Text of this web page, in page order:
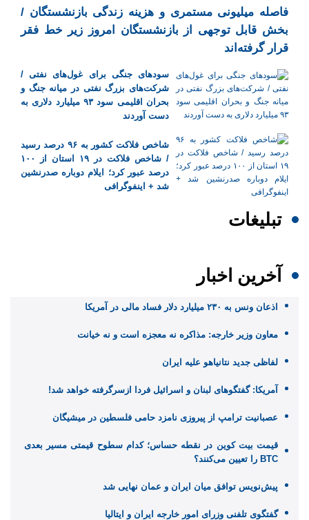
فاصله میلیونی مستمری و هزینه زندگی بازنشستگان /
بخش قابل توجهی از بازنشستگان امروز زیر خط فقر
قرار گرفته‌اند
سودهای جنگی برای غول‌های نفتی /
شرکت‌های بزرگ نفتی در میانه جنگ و
بحران اقلیمی سود ۹۳ میلیارد دلاری به
دست آوردند
شاخص فلاکت کشور به ۹۶ درصد رسید
/ شاخص فلاکت در ۱۹ استان از ۱۰۰
درصد عبور کرد؛ ایلام دوباره صدرنشین
شد + اینفوگرافی
تبلیغات
آخرین اخبار
اذعان ونس به ۲۳۰ میلیارد دلار فساد مالی در آمریکا
معاون وزیر خارجه: مذاکره نه معجزه است و نه خیانت
لفاظی جدید نتانیاهو علیه ایران
آمریکا: گفتگوهای لبنان و اسرائیل فردا ازسرگرفته خواهد شد!
عصبانیت ترامپ از پیروزی نامزد حامی فلسطین در میشیگان
قیمت بیت کوین در نقطه حساس؛ کدام سطوح قیمتی مسیر بعدی
BTC را تعیین می‌کنند؟
پیش‌نویس توافق میان ایران و عمان نهایی شد
گفتگوی تلفنی وزرای امور خارجه ایران و ایتالیا